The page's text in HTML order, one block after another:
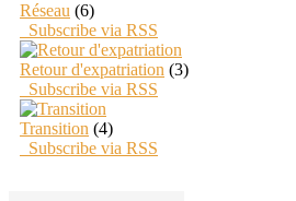
Réseau (6)
Subscribe via RSS
Retour d'expatriation (3)
Subscribe via RSS
Transition (4)
Subscribe via RSS